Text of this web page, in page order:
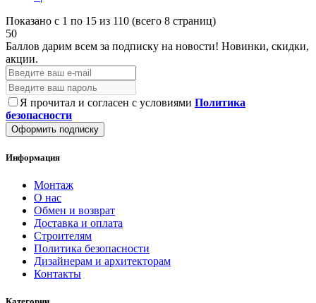
Показано с 1 по 15 из 110 (всего 8 страниц)
50
Баллов дарим всем за подписку на новости! Новинки, скидки,
акции.
Я прочитал и согласен с условиями Политика
безопасности
Оформить подписку
Информация
Монтаж
О нас
Обмен и возврат
Доставка и оплата
Строителям
Политика безопасности
Дизайнерам и архитекторам
Контакты